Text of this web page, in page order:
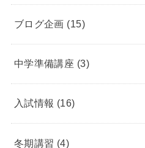
ブログ企画 (15)
中学準備講座 (3)
入試情報 (16)
冬期講習 (4)